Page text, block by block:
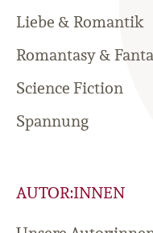
Liebe & Romantik
Romantasy &
Science Fiction
Spannung
AUTOR:INNEN